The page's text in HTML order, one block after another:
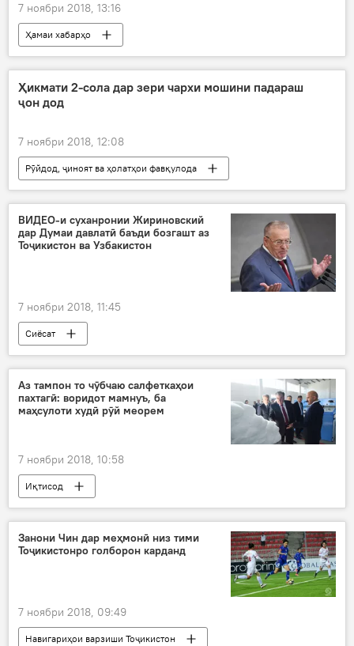
7 ноябри 2018, 13:16
Ҳамаи хабарҳо
Ҳикмати 2-сола дар зери чархи мошини падараш
ҷон дод
7 ноябри 2018, 12:08
Рӯйдод, ҷиноят ва ҳолатҳои фавқулода
ВИДЕО-и суханронии Жириновский
дар Думаи давлатӣ баъди бозгашт аз
Тоҷикистон ва Узбакистон
7 ноябри 2018, 11:45
Сиёсат
Аз тампон то чӯбчаю салфеткаҳои
пахтагӣ: воридот мамнуъ, ба
маҳсулоти худӣ рӯй меорем
7 ноябри 2018, 10:58
Иқтисод
Занони Чин дар меҳмонӣ низ тими
Тоҷикистонро голборон карданд
7 ноябри 2018, 09:49
Навигариҳои варзиши Тоҷикистон